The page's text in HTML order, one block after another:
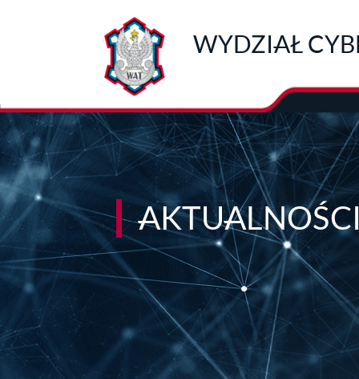
WYDZIAŁ